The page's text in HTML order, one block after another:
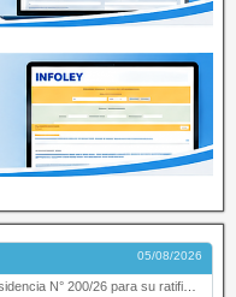
05/08/2026
N° 200/26 para su ratificación.